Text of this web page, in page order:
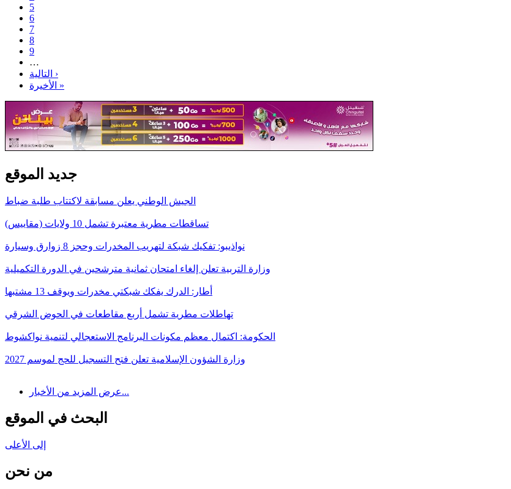
5
6
7
8
9
…
التالية ›
الأخيرة »
جديد الموقع
الجيش الوطني يعلن مسابقة لاكتتاب طلبة ضباط
تساقطات مطرية معتبرة تشمل 10 ولايات (مقاييس)
نواذيبو: تفكيك شبكة لتهريب المخدرات وحجز 8 زوارق وسيارة
وزارة التربية تعلن إلغاء امتحان ثمانية مترشحين في الدورة التكميلية
أطار: الدرك يفكك شبكتي مخدرات ويوقف 13 مشتبها
تهاطلات مطرية تشمل أربع مقاطعات في الحوض الشرقي
الحكومة: اكتمال معظم مكونات البرنامج الاستعجالي لتنمية نواكشوط
وزارة الشؤون الإسلامية تعلن فتح التسجيل للحج لموسم 2027
عرض المزيد من الأخبار...
البحث في الموقع
إلى الأعلى
من نحن